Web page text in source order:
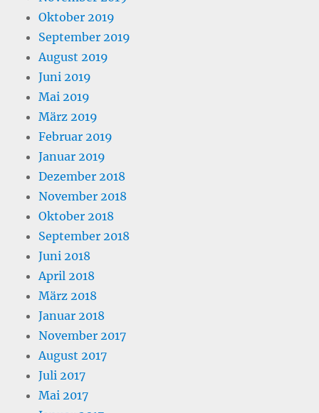
Oktober 2019
September 2019
August 2019
Juni 2019
Mai 2019
März 2019
Februar 2019
Januar 2019
Dezember 2018
November 2018
Oktober 2018
September 2018
Juni 2018
April 2018
März 2018
Januar 2018
November 2017
August 2017
Juli 2017
Mai 2017